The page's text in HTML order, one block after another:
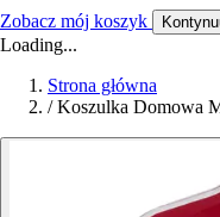
Zobacz mój koszyk
Loading...
Strona główna
/ Koszulka Domowa